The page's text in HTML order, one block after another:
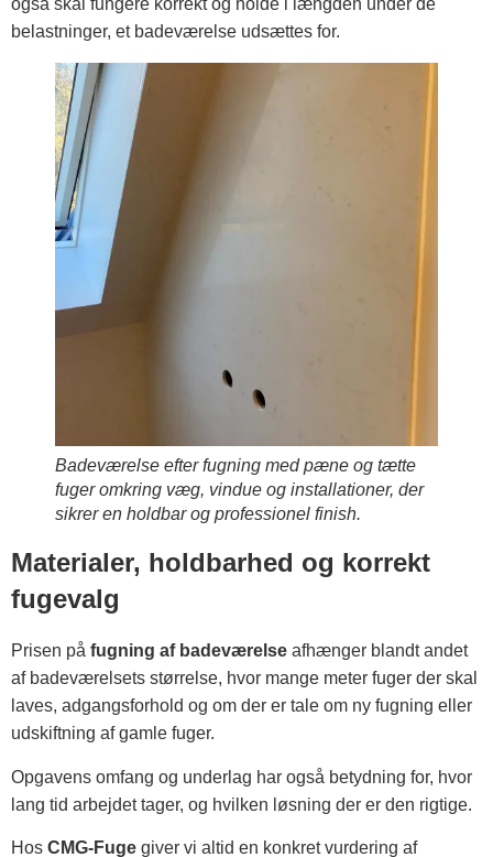
også skal fungere korrekt og holde i længden under de
belastninger, et badeværelse udsættes for.
Badeværelse efter fugning med pæne og tætte
fuger omkring væg, vindue og installationer, der
sikrer en holdbar og professionel finish.
Materialer, holdbarhed og korrekt
fugevalg
Prisen på fugning af badeværelse afhænger blandt andet
af badeværelsets størrelse, hvor mange meter fuger der skal
laves, adgangsforhold og om der er tale om ny fugning eller
udskiftning af gamle fuger.
Opgavens omfang og underlag har også betydning for, hvor
lang tid arbejdet tager, og hvilken løsning der er den rigtige.
Hos CMG-Fuge giver vi altid en konkret vurdering af